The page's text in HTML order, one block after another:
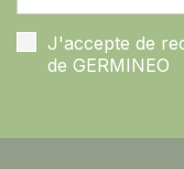
J'accepte de
de GERMINEO